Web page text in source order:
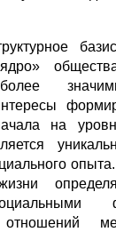
на
отношений